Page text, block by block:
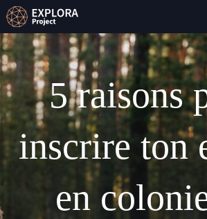
5 raisons
inscrire ton
en